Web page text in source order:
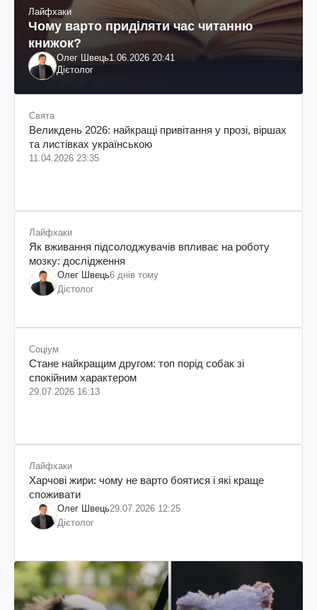
Лайфхаки
Чому варто приділяти час читанню
книжок?
Олег Швець1.06.2026 20:41
Дієтолог
Свята
Великдень 2026: найкращі привітання у прозі, віршах
та листівках українською
11.04.2026 23:35
Лайфхаки
Як вживання підсолоджувачів впливає на роботу
мозку: дослідження
Олег Швець6 днів тому
Дієтолог
Соціум
Стане найкращим другом: топ порід собак зі
спокійним характером
29.07.2026 16:13
Лайфхаки
Харчові жири: чому не варто боятися і які краще
споживати
Олег Швець29.07.2026 12:25
Дієтолог